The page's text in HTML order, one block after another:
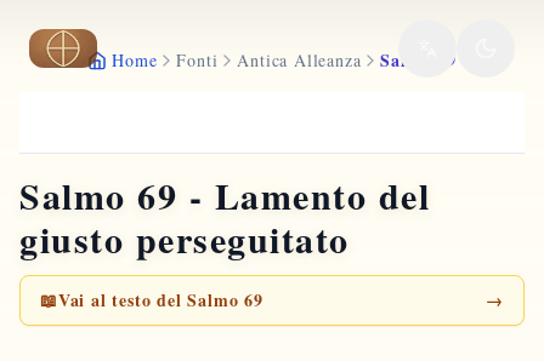
Vai al contenuto principale
Home Fonti Antica Alleanza Salmo 69
Salmo 69 - Lamento del
giusto perseguitato
📖Vai al testo del Salmo 69 →